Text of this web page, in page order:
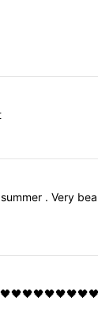
Volgers
Volgers
summer . Very